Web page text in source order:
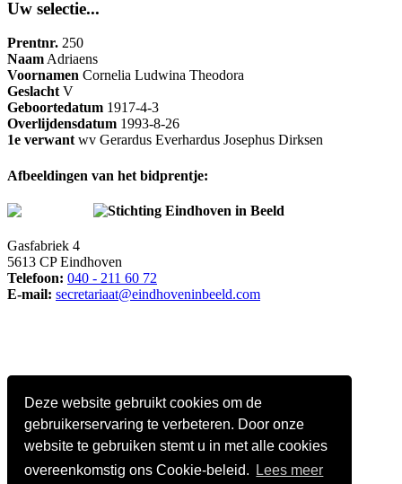
Deze website gebruikt cookies om de
gebruikerservaring te verbeteren. Door onze
website te gebruiken stemt u in met alle cookies
overeenkomstig ons Cookie-beleid.
Lees meer
Uw selectie...
Prentnr. 250
NaamAdriaens
Voornamen Cornelia Ludwina Theodora
GeslachtV
Geboortedatum 1917-4-3
Overlijdensdatum 1993-8-26
1e verwantwv Gerardus Everhardus Josephus Dirksen
Afbeeldingen van het bidprentje:
Stichting Eindhoven in Beeld
Gasfabriek 4
5613 CP Eindhoven
Telefoon: 040 - 211 60 72
E-mail: secretariaat@eindhoveninbeeld.com